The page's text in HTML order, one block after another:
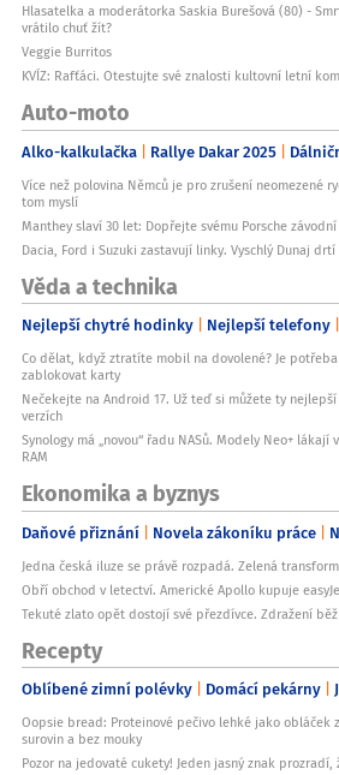
Hlasatelka a moderátorka Saskia Burešová (80) -
vrátilo chuť žít?
Veggie Burritos
KVÍZ: Rafťáci. Otestujte své znalosti kultovní letní
Auto-moto
Alko-kalkulačka Rallye Dakar 2025
Více než polovina Němců je pro zrušení neomezené
tom myslí
Manthey slaví 30 let: Dopřejte svému Porsche
Dacia, Ford i Suzuki zastavují linky. Vyschlý Dunaj
Věda a technika
Nejlepší chytré hodinky Nejlepší telefony
Co dělat, když ztratíte mobil na dovolené? Je
zablokovat karty
Nečekejte na Android 17. Už teď si můžete ty
verzích
Synology má „novou“ řadu NASů. Modely Neo+ lákají
RAM
Ekonomika a byznys
Daňové přiznání Novela zákoníku práce
Jedna česká iluze se právě rozpadá. Zelená
Obří obchod v letectví. Americké Apollo kupuje
Tekuté zlato opět dostojí své přezdívce. Zdražení
Recepty
Oblíbené zimní polévky Domácí pekárny
Oopsie bread: Proteinové pečivo lehké jako obláček
surovin a bez mouky
Pozor na jedovaté cukety! Jeden jasný znak